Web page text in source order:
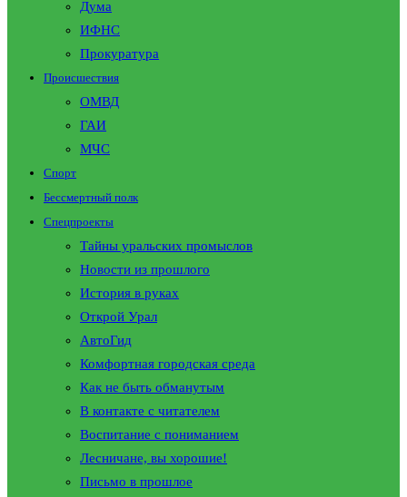
Дума
ИФНС
Прокуратура
Происшествия
ОМВД
ГАИ
МЧС
Спорт
Бессмертный полк
Спецпроекты
Тайны уральских промыслов
Новости из прошлого
История в руках
Открой Урал
АвтоГид
Комфортная городская среда
Как не быть обманутым
В контакте с читателем
Воспитание с пониманием
Лесничане, вы хорошие!
Письмо в прошлое